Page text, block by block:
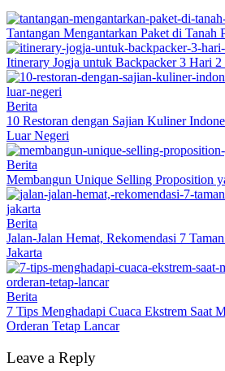
Tantangan Mengantarkan Paket di Tanah
Itinerary Jogja untuk Backpacker 3 Hari
Berita
10 Restoran dengan Sajian Kuliner
Luar Negeri
Berita
Membangun Unique Selling Proposition
Berita
Jalan-Jalan Hemat, Rekomendasi 7
Jakarta
Berita
7 Tips Menghadapi Cuaca Ekstrem Saat
Orderan Tetap Lancar
Leave a Reply